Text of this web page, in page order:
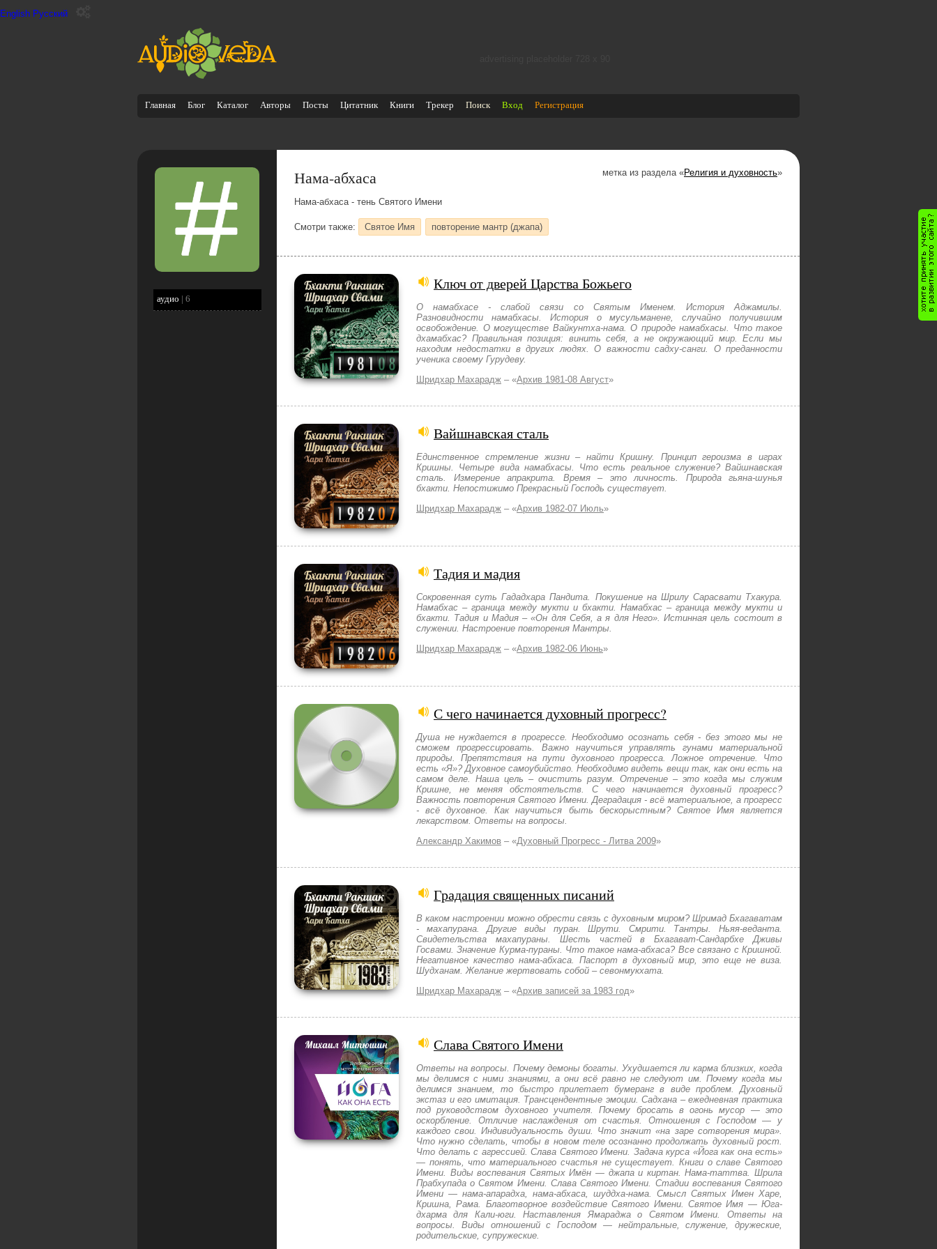
English Русский
Главная Блог Каталог Авторы Посты Цитатник Книги Трекер Поиск Вход Регистрация
аудио | 6
Нама-абхаса
Нама-абхаса - тень Святого Имени
метка из раздела «Религия и духовность»
Смотри также: Святое Имя повторение мантр (джапа)
Ключ от дверей Царства Божьего
О намабхасе - слабой связи со Святым Именем. История Аджамилы.
Разновидности намабхасы. История о мусульманене, случайно получившим
освобождение. О могуществе Вайкунтха-нама. О природе намабхасы. Что такое
дхамабхас? Правильная позиция: винить себя, а не окружающий мир. Если мы
находим недостатки в других людях. О важности садху-санги. О преданности
ученика своему Гурудеву.
Шридхар Махарадж – «Архив 1981-08 Август»
Вайшнавская сталь
Единственное стремление жизни – найти Кришну. Принцип героизма в играх
Кришны. Четыре вида намабхасы. Что есть реальное служение? Вайшнавская
сталь. Измерение апракрита. Время – это личность. Природа гьяна-шунья
бхакти. Непостижимо Прекрасный Господь существует.
Шридхар Махарадж – «Архив 1982-07 Июль»
Тадия и мадия
Сокровенная суть Гададхара Пандита. Покушение на Шрилу Сарасвати Тхакура.
Намабхас – граница между мукти и бхакти. Намабхас – граница между мукти и
бхакти. Тадия и Мадия – «Он для Себя, а я для Него». Истинная цель состоит в
служении. Настроение повторения Мантры.
Шридхар Махарадж – «Архив 1982-06 Июнь»
С чего начинается духовный прогресс?
Душа не нуждается в прогрессе. Необходимо осознать себя - без этого мы не
сможем прогрессировать. Важно научиться управлять гунами материальной
природы. Препятствия на пути духовного прогресса. Ложное отречение. Что
есть «Я»? Духовное самоубийство. Необходимо видеть вещи так, как они есть на
самом деле. Наша цель – очистить разум. Отречение – это когда мы служим
Кришне, не меняя обстоятельств. С чего начинается духовный прогресс?
Важность повторения Святого Имени. Деградация - всё материальное, а прогресс
- всё духовное. Как научиться быть бескорыстным? Святое Имя является
лекарством. Ответы на вопросы.
Александр Хакимов – «Духовный Прогресс - Литва 2009»
Градация священных писаний
В каком настроении можно обрести связь с духовным миром? Шримад Бхагаватам
- махапурана. Другие виды пуран. Шрути. Смрити. Тантры. Ньяя-веданта.
Свидетельства махапураны. Шесть частей в Бхагават-Сандарбхе Дживы
Госвами. Значение Курма-пураны. Что такое нама-абхаса? Все связано с Кришной.
Негативное качество нама-абхаса. Паспорт в духовный мир, это еще не виза.
Шудханам. Желание жертвовать собой – севонмукхата.
Шридхар Махарадж – «Архив записей за 1983 год»
Слава Святого Имени
Ответы на вопросы. Почему демоны богаты. Ухудшается ли карма близких, когда
мы делимся с ними знаниями, а они всё равно не следуют им. Почему когда мы
делимся знанием, то быстро прилетает бумеранг в виде проблем. Духовный
экстаз и его имитация. Трансцендентные эмоции. Садхана – ежедневная практика
под руководством духовного учителя. Почему бросать в огонь мусор — это
оскорбление. Отличие наслаждения от счастья. Отношения с Господом — у
каждого свои. Индивидуальность души. Что значит «на заре сотворения мира».
Что нужно сделать, чтобы в новом теле осознанно продолжать духовный рост.
Что делать с агрессией. Слава Святого Имени. Задача курса «Йога как она есть»
— понять, что материального счастья не существует. Книги о славе Святого
Имени. Виды воспевания Святых Имён — джапа и киртан. Нама-таттва. Шрила
Прабхупада о Святом Имени. Слава Святого Имени. Стадии воспевания Святого
Имени — нама-апарадха, нама-абхаса, шуддха-нама. Смысл Святых Имен Харе,
Кришна, Рама. Благотворное воздействие Святого Имени. Святое Имя — Юга-
дхарма для Кали-юги. Наставления Ямараджа о Святом Имени. Ответы на
вопросы. Виды отношений с Господом — нейтральные, служение, дружеские,
родительские, супружеские.